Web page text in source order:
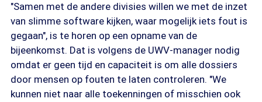
"Samen met de andere divisies willen we met de inzet
van slimme software kijken, waar mogelijk iets fout is
gegaan", is te horen op een opname van de
bijeenkomst. Dat is volgens de UWV-manager nodig
omdat er geen tijd en capaciteit is om alle dossiers
door mensen op fouten te laten controleren. "We
kunnen niet naar alle toekenningen of misschien ook